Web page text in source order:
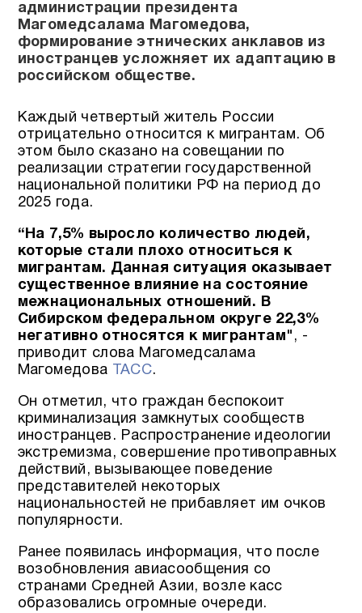
администрации президента
Магомедсалама Магомедова,
формирование этнических анклавов из
иностранцев усложняет их адаптацию в
российском обществе.
Каждый четвертый житель России
отрицательно относится к мигрантам. Об
этом было сказано на совещании по
реализации стратегии государственной
национальной политики РФ на период до
2025 года.
“На 7,5% выросло количество людей,
которые стали плохо относиться к
мигрантам. Данная ситуация оказывает
существенное влияние на состояние
межнациональных отношений. В
Сибирском федеральном округе 22,3%
негативно относятся к мигрантам" , -
приводит слова Магомедсалама
Магомедова
ТАСС.
Он отметил, что граждан беспокоит
криминализация замкнутых сообществ
иностранцев. Распространение идеологии
экстремизма, совершение противоправных
действий, вызывающее поведение
представителей некоторых
национальностей не прибавляет им очков
популярности.
Ранее появилась информация, что после
возобновления авиасообщения со
странами Средней Азии, возле касс
образовались огромные очереди.